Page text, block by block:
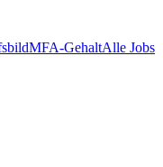
MFA-GehaltAlle Jobs